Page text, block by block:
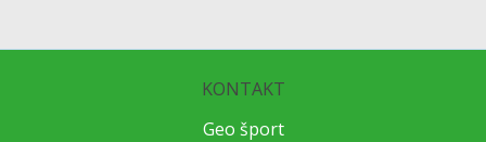
KONTAKT
Geo šport